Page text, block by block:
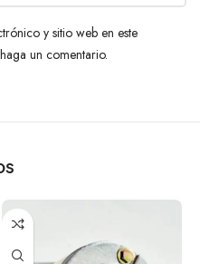
y sitio web en este
un comentario.